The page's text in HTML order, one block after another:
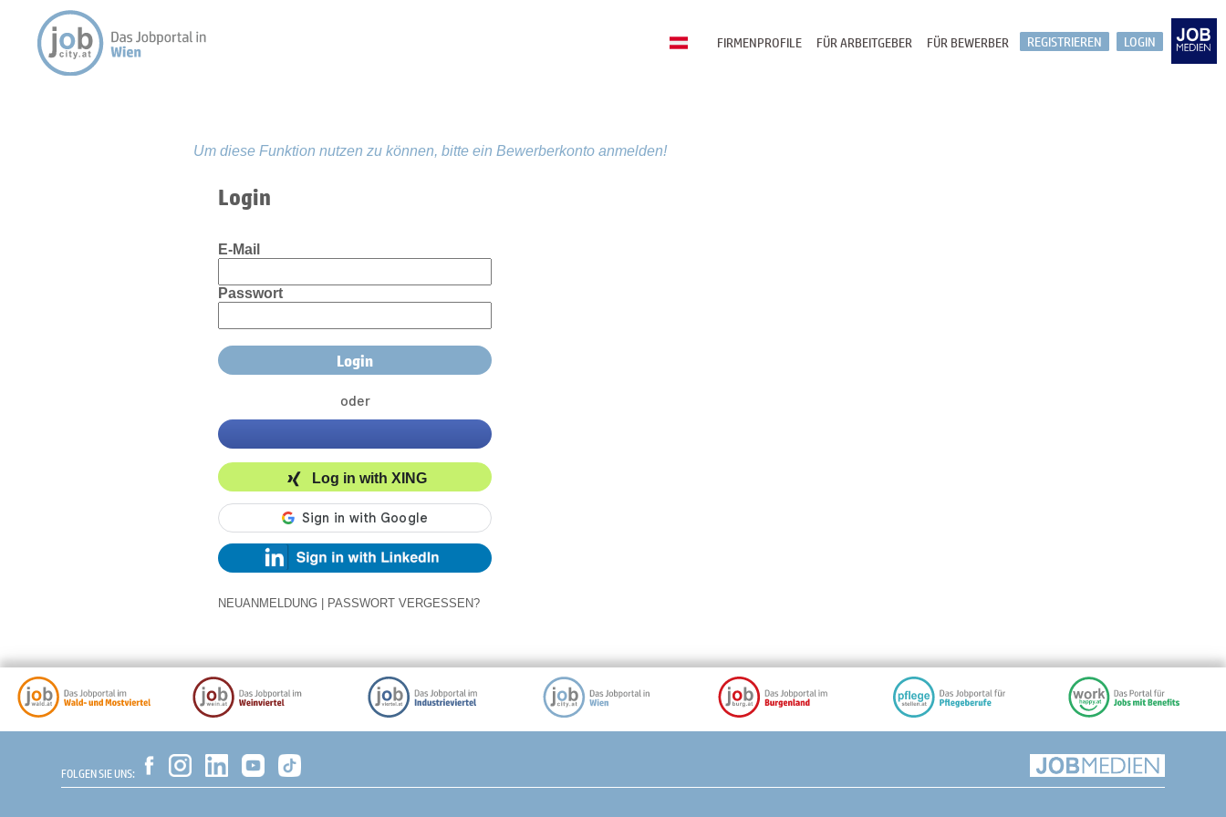
LOGIN
REGISTRIEREN
FÜR BEWERBER
FÜR ARBEITGEBER
FIRMENPROFILE
Um diese Funktion nutzen zu können, bitte ein Bewerberkonto anmelden!
Login
E-Mail
Passwort
oder
Log in with XING
NEUANMELDUNG PASSWORT VERGESSEN?
FOLGEN SIE UNS: